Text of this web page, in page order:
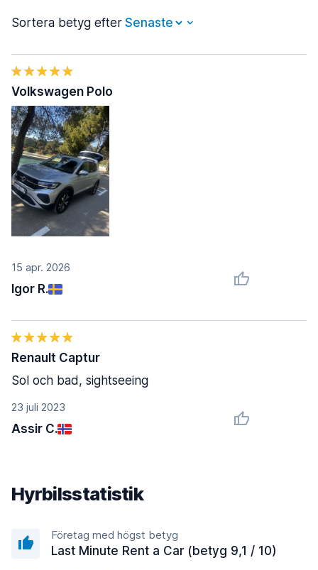
Sortera betyg efter
15 apr. 2026
Igor R.
Volkswagen Polo
23 juli 2023
Assir C.
Renault Captur
Sol och bad, sightseeing
Hyrbilsstatistik
Företag med högst betyg
Last Minute Rent a Car (betyg 9,1 / 10)